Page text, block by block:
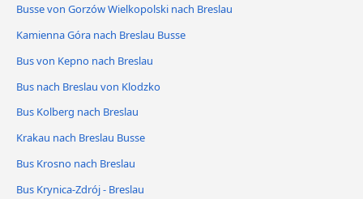
Busse von Gorzów Wielkopolski nach Breslau
Kamienna Góra nach Breslau Busse
Bus von Kepno nach Breslau
Bus nach Breslau von Klodzko
Bus Kolberg nach Breslau
Krakau nach Breslau Busse
Bus Krosno nach Breslau
Bus Krynica-Zdrój - Breslau